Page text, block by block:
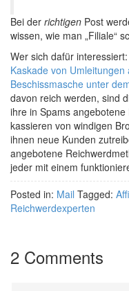
Bei der richtigen Post
wissen, wie man „Filiale“
Wer sich dafür interessiert:
Kaskade von
Beschissmasche unter
davon reich werden, sind
ihre in Spams
kassieren von windigen
ihnen neue Kunden
angebotene
jeder mit einem
Posted in: Mail Tagged:
Reichwerdexperten
2 Comments